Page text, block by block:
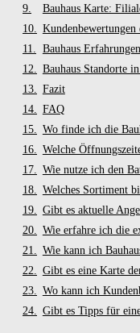
Bauhaus Karte:
Bauhaus
Bauhaus Standorte
Fazit
FAQ
Wo finde ich die
Welche
Wie nutze ich den
Welches Sortiment
Gibt es aktuelle
Wie erfahre ich die
Wie kann ich
Gibt es eine Karte
Wo kann ich
Gibt es Tipps für